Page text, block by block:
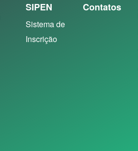
SIPEN
Sistema de
Inscrição
Contatos